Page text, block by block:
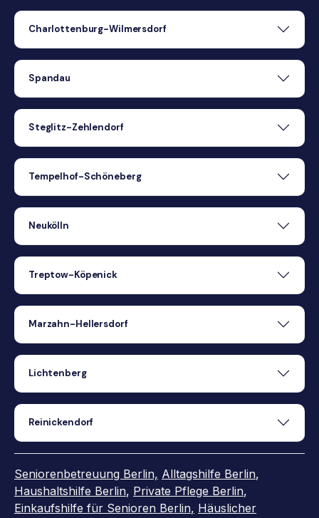
Charlottenburg-Wilmersdorf
Spandau
Steglitz-Zehlendorf
Tempelhof-Schöneberg
Neukölln
Treptow-Köpenick
Marzahn-Hellersdorf
Lichtenberg
Reinickendorf
Seniorenbetreuung Berlin, Alltagshilfe Berlin,
Haushaltshilfe Berlin, Private Pflege Berlin,
Einkaufshilfe für Senioren Berlin, Häuslicher